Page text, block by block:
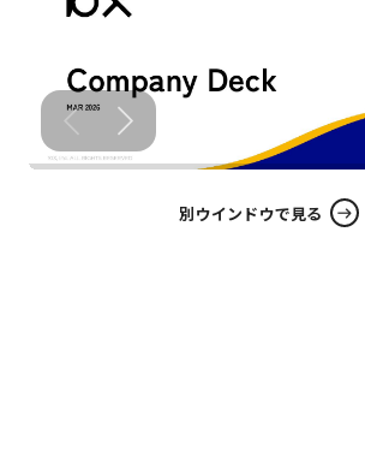
別ウインドウで見る